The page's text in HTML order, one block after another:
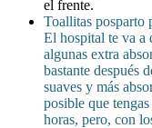
el frente.
Toallitas posparto
El hospital te va a
algunas extra
bastante después
suaves y más
posible que
horas, pero, con